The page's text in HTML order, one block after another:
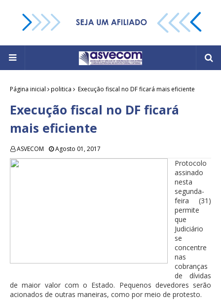
Página inicial politica Execução fiscal no DF ficará mais eficiente
Execução fiscal no DF ficará
mais eficiente
ASVECOM Agosto 01, 2017
Protocolo
assinado
nesta
segunda-
feira (31)
permite
que
Judiciário
se
concentre
nas
cobranças
de dívidas
de maior valor com o Estado. Pequenos devedores serão
acionados de outras maneiras, como por meio de protesto.